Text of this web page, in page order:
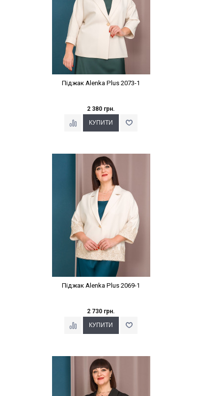
Піджак Alenka Plus 2073-1
2 380 грн.
Наклейки Варіант з %
Піджак Alenka Plus 2069-1
2 730 грн.
Наклейки Варіант з %